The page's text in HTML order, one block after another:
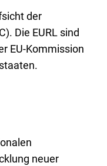
der
Die EURL sind
EU-Kommission
neuer